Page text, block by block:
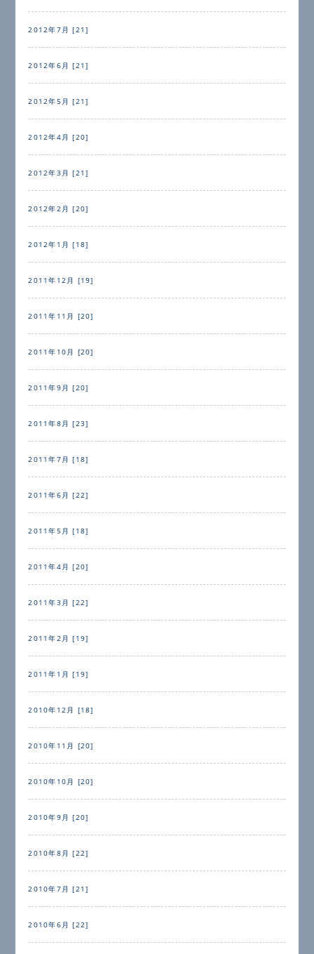
2012年7月 [21]
2012年6月 [21]
2012年5月 [21]
2012年4月 [20]
2012年3月 [21]
2012年2月 [20]
2012年1月 [18]
2011年12月 [19]
2011年11月 [20]
2011年10月 [20]
2011年9月 [20]
2011年8月 [23]
2011年7月 [18]
2011年6月 [22]
2011年5月 [18]
2011年4月 [20]
2011年3月 [22]
2011年2月 [19]
2011年1月 [19]
2010年12月 [18]
2010年11月 [20]
2010年10月 [20]
2010年9月 [20]
2010年8月 [22]
2010年7月 [21]
2010年6月 [22]